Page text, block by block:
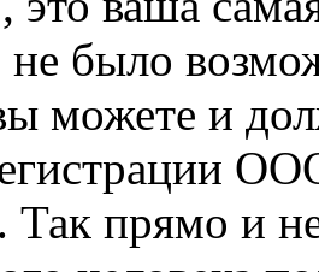
не было
можете и
прямо и